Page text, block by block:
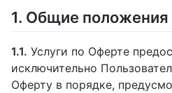
1. Общие положения
1.1. Услуги по Оферте
исключительно
Оферту в порядке,